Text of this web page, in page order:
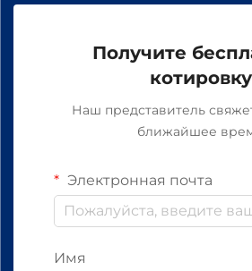
Получите
котировку
Наш представитель
ближайшее
Электронная почта
Имя